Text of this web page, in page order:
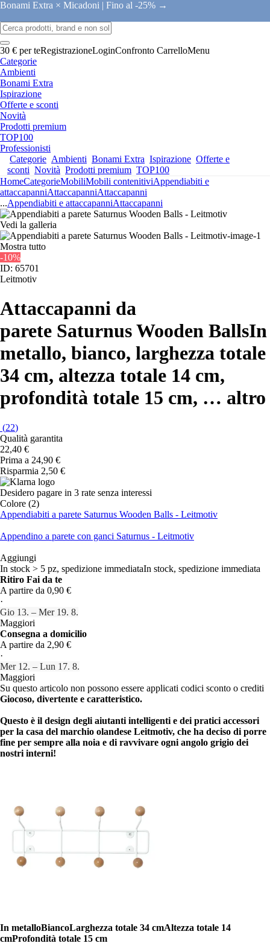
Bonami Extra × Micadoni | Fino al -25% →
30 € per teRegistrazioneLoginConfronto CarrelloMenu
Categorie
Ambienti
Bonami Extra
Ispirazione
Offerte e sconti
Novità
Prodotti premium
TOP100
Professionisti
Categorie Ambienti Bonami Extra Ispirazione Offerte e
sconti Novità Prodotti premium TOP100
HomeCategorieMobiliMobili contenitiviAppendiabiti e
attaccapanniAttaccapanniAttaccapanni
...Appendiabiti e attaccapanniAttaccapanni
Vedi la galleria
Mostra tutto
-10%
ID: 65701
Leitmotiv
Attaccapanni da
parete Saturnus Wooden BallsIn
metallo, bianco, larghezza totale
34 cm, altezza totale 14 cm,
profondità totale 15 cm, … altro
(22)
Qualità garantita
22,40 €
Prima a 24,90 €
Risparmia 2,50 €
Desidero pagare in 3 rate senza interessi
Colore (2)
Appendiabiti a parete Saturnus Wooden Balls - Leitmotiv
Appendino a parete con ganci Saturnus - Leitmotiv
Aggiungi
In stock > 5 pz, spedizione immediataIn stock, spedizione immediata
Ritiro Fai da te
A partire da 0,90 €
·
Gio 13. – Mer 19. 8.
Maggiori
Consegna a domicilio
A partire da 2,90 €
·
Mer 12. – Lun 17. 8.
Maggiori
Su questo articolo non possono essere applicati codici sconto o crediti
Giocoso, divertente e caratteristico.
Questo è il design degli aiutanti intelligenti e dei pratici accessori
per la casa del marchio olandese Leitmotiv, che ha deciso di porre
fine per sempre alla noia e di ravvivare ogni angolo grigio dei
nostri interni!
In metalloBiancoLarghezza totale 34 cmAltezza totale 14
cmProfondità totale 15 cm